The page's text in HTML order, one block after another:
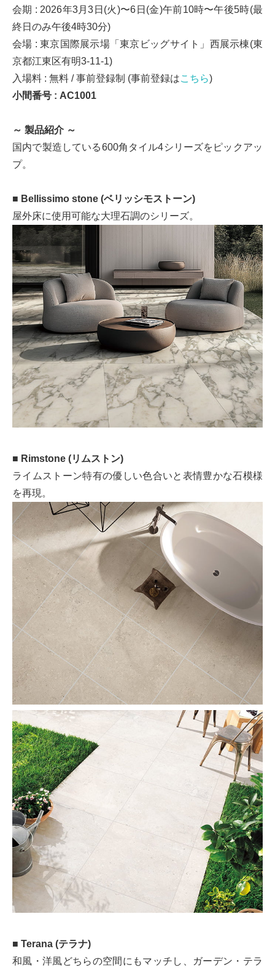
会期 : 2026年3月3日(火)〜6日(金)午前10時〜午後5時(最
終日のみ午後4時30分)
会場 : 東京国際展示場「東京ビッグサイト」西展示棟(東
京都江東区有明3-11-1)
入場料 : 無料 / 事前登録制 (事前登録はこちら)
小間番号 : AC1001
～ 製品紹介 ～
国内で製造している600角タイル4シリーズをピックアッ
プ。
■ Bellissimo stone (ベリッシモストーン)
屋外床に使用可能な大理石調のシリーズ。
■ Rimstone (リムストン)
ライムストーン特有の優しい色合いと表情豊かな石模様
を再現。
■ Terana (テラナ)
和風・洋風どちらの空間にもマッチし、ガーデン・テラ